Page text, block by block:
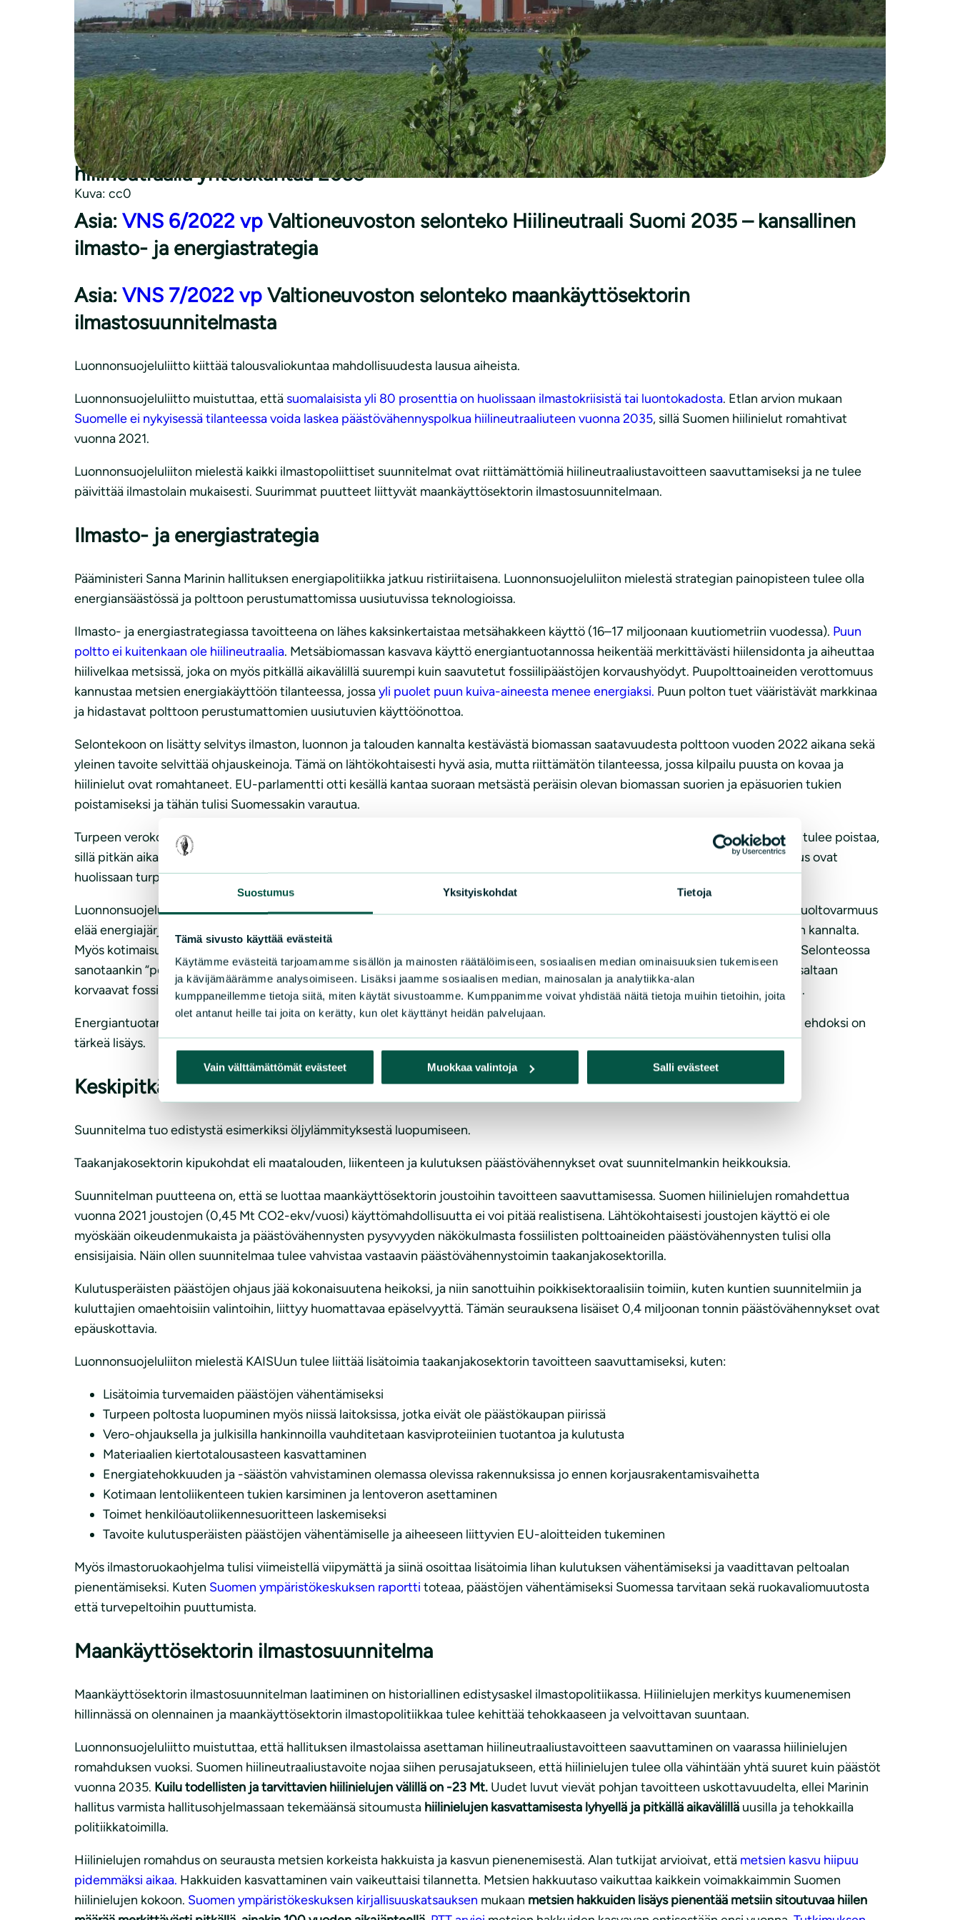
Suostumus Yksityiskohdat Tietoja
Tämä sivusto käyttää evästeitä
Käytämme evästeitä tarjoamamme sisällön ja mainosten räätälöimiseen, sosiaalisen median ominaisuuksien tukemiseen
ja kävijämäärämme analysoimiseen. Lisäksi jaamme sosiaalisen median, mainosalan ja analytiikka-alan
kumppaneillemme tietoja siitä, miten käytät sivustoamme. Kumppanimme voivat yhdistää näitä tietoja muihin tietoihin, joita
olet antanut heille tai joita on kerätty, kun olet käyttänyt heidän palvelujaan.
Vain välttämättömät evästeet Muokkaa valintoja Salli evästeet
Kuva: cc0
VNS 4/2022 vp, VNS 6/2022 vp, VNS 7/2022 vp
Suojeluasiantuntija Hanna Aho
Suomen luonnonsuojeluliitto ry
Talousvaliokunta 19.10.2022
Asia: <a href="https://www.eduskunta.fi/pdf/VNS+4/2022%20″>VNS 4/2022 vp
Valtioneuvoston selonteko Keskipitkän aikavälin ilmastopolitiikan suunnitelma Kohti
hiilineutraalia yhteiskuntaa 2035
Asia: VNS 6/2022 vp Valtioneuvoston selonteko Hiilineutraali Suomi 2035 – kansallinen
ilmasto- ja energiastrategia
Asia: VNS 7/2022 vp Valtioneuvoston selonteko maankäyttösektorin
ilmastosuunnitelmasta
Luonnonsuojeluliitto kiittää talousvaliokuntaa mahdollisuudesta lausua aiheista.
Luonnonsuojeluliitto muistuttaa, että suomalaisista yli 80 prosenttia on huolissaan ilmastokriisistä tai luontokadosta. Etlan arvion mukaan
Suomelle ei nykyisessä tilanteessa voida laskea päästövähennyspolkua hiilineutraaliuteen vuonna 2035, sillä Suomen hiilinielut romahtivat
vuonna 2021.
Luonnonsuojeluliiton mielestä kaikki ilmastopoliittiset suunnitelmat ovat riittämättömiä hiilineutraaliustavoitteen saavuttamiseksi ja ne tulee
päivittää ilmastolain mukaisesti. Suurimmat puutteet liittyvät maankäyttösektorin ilmastosuunnitelmaan.
Ilmasto- ja energiastrategia
Pääministeri Sanna Marinin hallituksen energiapolitiikka jatkuu ristiriitaisena. Luonnonsuojeluliiton mielestä strategian painopisteen tulee olla
energiansäästössä ja polttoon perustumattomissa uusiutuvissa teknologioissa.
Ilmasto- ja energiastrategiassa tavoitteena on lähes kaksinkertaistaa metsähakkeen käyttö (16–17 miljoonaan kuutiometriin vuodessa). Puun
poltto ei kuitenkaan ole hiilineutraalia. Metsäbiomassan kasvava käyttö energiantuotannossa heikentää merkittävästi hiilensidonta ja aiheuttaa
hiilivelkaa metsissä, joka on myös pitkällä aikavälillä suurempi kuin saavutetut fossiilipäästöjen korvaushyödyt. Puupolttoaineiden verottomuus
kannustaa metsien energiakäyttöön tilanteessa, jossayli puolet puun kuiva-aineesta menee energiaksi. Puun polton tuet vääristävät markkinaa
ja hidastavat polttoon perustumattomien uusiutuvien käyttöönottoa.
Selontekoon on lisätty selvitys ilmaston, luonnon ja talouden kannalta kestävästä biomassan saatavuudesta polttoon vuoden 2022 aikana sekä
yleinen tavoite selvittää ohjauskeinoja. Tämä on lähtökohtaisesti hyvä asia, mutta riittämätön tilanteessa, jossa kilpailu puusta on kovaa ja
hiilinielut ovat romahtaneet. EU-parlamentti otti kesällä kantaa suoraan metsästä peräisin olevan biomassan suorien ja epäsuorien tukien
poistamiseksi ja tähän tulisi Suomessakin varautua.
Turpeen verokohtelu ei myöskään ole ilmasto- ja luontotavoitteiden tai vihreän siirtymän mukainen. Turpeen uusi varmuusvarasto tulee poistaa,
sillä pitkän aikavälin huoltovarmuus ei voi enää perustua turpeeseen. Lausunnoissa mm. Ilmastopaneeli ja Suomen ympäristökeskus ovat
huolissaan turpeen käytön jatkumisesta.
Luonnonsuojeluliitto korostaa tarvetta vauhdittaa polttoon perustumattomia uusiutuvia myös huoltovarmuuden näkökulmasta. Huoltovarmuus
elää energiajärjestelmän mukana. Sen on perustuttava energialähteisiin, jotka ovat pitkällä aikavälillä kestäviä ilmaston- ja luonnon kannalta.
Myös kotimaisuus ja saatavuus lähes kaikkialta on monipuolisen poltoon perustumattoman uusiutuvan energian järjestelmän etu. Selonteossa
sanotaankin “polttoon perustumattomien tekniikoiden edistäminen on tärkeää myös huoltovarmuuden näkökulmasta, koska ne osaltaan
korvaavat fossiilisten tuontipolttoaineiden käyttöä lämmöntuotannossa.” Toimenpiteet selonteossa ovat kuitenkin vaatimattomat.
Energiantuotannon aiheuttamien luontohaittojen välttämiseksi Do No Significant Harm (DNSH) periaatetteen lisäys energiatuen ehdoksi on
tärkeä lisäys.
Keskipitkän aikavälin ilmastopolitiikan suunnitelma
Suunnitelma tuo edistystä esimerkiksi öljylämmityksestä luopumiseen.
Taakanjakosektorin kipukohdat eli maatalouden, liikenteen ja kulutuksen päästövähennykset ovat suunnitelmankin heikkouksia.
Suunnitelman puutteena on, että se luottaa maankäyttösektorin joustoihin tavoitteen saavuttamisessa. Suomen hiilinielujen romahdettua
vuonna 2021 joustojen (0,45 Mt CO2-ekv/vuosi) käyttömahdollisuutta ei voi pitää realistisena. Lähtökohtaisesti joustojen käyttö ei ole
myöskään oikeudenmukaista ja päästövähennysten pysyvyyden näkökulmasta fossiilisten polttoaineiden päästövähennysten tulisi olla
ensisijaisia. Näin ollen suunnitelmaa tulee vahvistaa vastaavin päästövähennystoimin taakanjakosektorilla.
Kulutusperäisten päästöjen ohjaus jää kokonaisuutena heikoksi, ja niin sanottuihin poikkisektoraalisiin toimiin, kuten kuntien suunnitelmiin ja
kuluttajien omaehtoisiin valintoihin, liittyy huomattavaa epäselvyyttä. Tämän seurauksena lisäiset 0,4 miljoonan tonnin päästövähennykset ovat
epäuskottavia.
Luonnonsuojeluliiton mielestä KAISUun tulee liittää lisätoimia taakanjakosektorin tavoitteen saavuttamiseksi, kuten:
Lisätoimia turvemaiden päästöjen vähentämiseksi
Turpeen poltosta luopuminen myös niissä laitoksissa, jotka eivät ole päästökaupan piirissä
Vero-ohjauksella ja julkisilla hankinnoilla vauhditetaan kasviproteiinien tuotantoa ja kulutusta
Materiaalien kiertotalousasteen kasvattaminen
Energiatehokkuuden ja -säästön vahvistaminen olemassa olevissa rakennuksissa jo ennen korjausrakentamisvaihetta
Kotimaan lentoliikenteen tukien karsiminen ja lentoveron asettaminen
Toimet henkilöautoliikennesuoritteen laskemiseksi
Tavoite kulutusperäisten päästöjen vähentämiselle ja aiheeseen liittyvien EU-aloitteiden tukeminen
Myös ilmastoruokaohjelma tulisi viimeistellä viipymättä ja siinä osoittaa lisätoimia lihan kulutuksen vähentämiseksi ja vaadittavan peltoalan
pienentämiseksi. Kuten Suomen ympäristökeskuksen raportti toteaa, päästöjen vähentämiseksi Suomessa tarvitaan sekä ruokavaliomuutosta
että turvepeltoihin puuttumista.
Maankäyttösektorin ilmastosuunnitelma
Maankäyttösektorin ilmastosuunnitelman laatiminen on historiallinen edistysaskel ilmastopolitiikassa. Hiilinielujen merkitys kuumenemisen
hillinnässä on olennainen ja maankäyttösektorin ilmastopolitiikkaa tulee kehittää tehokkaaseen ja velvoittavan suuntaan.
Luonnonsuojeluliitto muistuttaa, että hallituksen ilmastolaissa asettaman hiilineutraaliustavoitteen saavuttaminen on vaarassa hiilinielujen
romahduksen vuoksi. Suomen hiilineutraaliustavoite nojaa siihen perusajatukseen, että hiilinielujen tulee olla vähintään yhtä suuret kuin päästöt
vuonna 2035. Kuilu todellisten ja tarvittavien hiilinielujen välillä on -23 Mt. Uudet luvut vievät pohjan tavoitteen uskottavuudelta, ellei Marinin
hallitus varmista hallitusohjelmassaan tekemäänsä sitoumusta hiilinielujen kasvattamisesta lyhyellä ja pitkällä aikavälillä uusilla ja tehokkailla
politiikkatoimilla.
Hiilinielujen romahdus on seurausta metsien korkeista hakkuista ja kasvun pienenemisestä. Alan tutkijat arvioivat, että metsien kasvu hiipuu
pidemmäksi aikaa. Hakkuiden kasvattaminen vain vaikeuttaisi tilannetta. Metsien hakkuutaso vaikuttaa kaikkein voimakkaimmin Suomen
hiilinielujen kokoon. Suomen ympäristökeskuksen kirjallisuuskatsauksen mukaan metsien hakkuiden lisäys pienentää metsiin sitoutuvaa hiilen